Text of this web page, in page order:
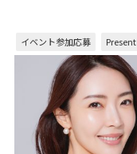
イベント参加応募 Present